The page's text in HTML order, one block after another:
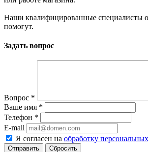
Наши квалифицированные специалисты
помогут.
Задать вопрос
Вопрос *
Ваше имя *
Телефон *
E-mail
Я согласен на обработку
Сбросить